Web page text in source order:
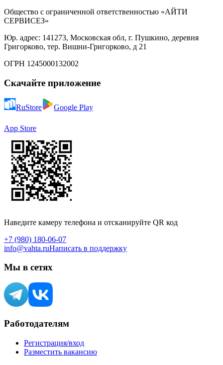
Общество с ограниченной ответственностью «АЙТИ
СЕРВИСЕЗ»
Юр. адрес: 141273, Московская обл, г. Пушкино, деревня
Григорково, тер. Вишни-Григорково, д 21
ОГРН 1245000132002
Скачайте приложение
RuStore Google Play
App Store
Наведите камеру телефона и отсканируйте QR код
+7 (980) 180-06-07
info@vahta.ruНаписать в поддержку
Мы в сетях
Работодателям
Регистрация/вход
Разместить вакансию